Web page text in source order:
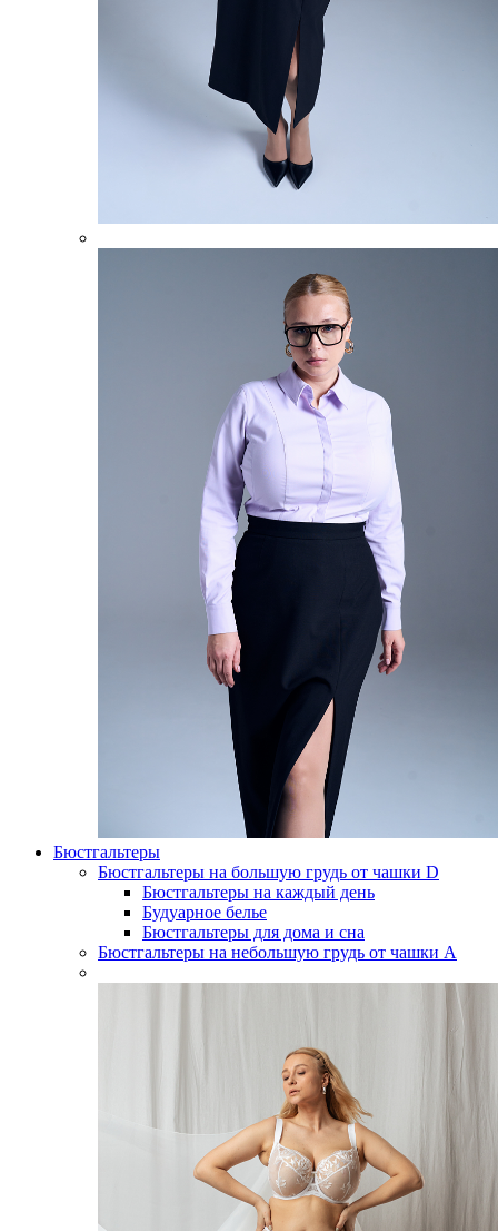
Бюстгальтеры
Бюстгальтеры на большую грудь от чашки D
Бюстгальтеры на каждый день
Будуарное белье
Бюстгальтеры для дома и сна
Бюстгальтеры на небольшую грудь от чашки А